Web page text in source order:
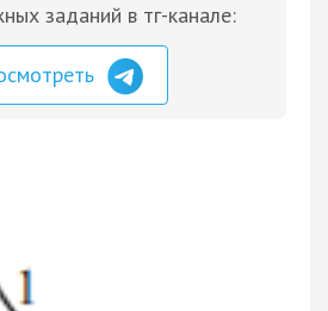
заданий в тг-канале: